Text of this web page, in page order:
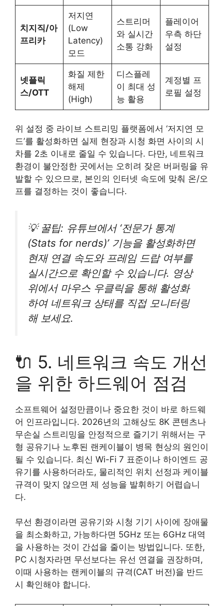
치지직/아
프리카
저지연
(Low
Latency)
모드
스트리머
와 실시간
소통 강화
플레이어
우측 하단
설정
넷플릭
스/OTT
화질 제한
해제
(High)
디스플레
이 최대 성
능 활용
계정별 프
로필 설정
위 설정 중 라이브 스트리밍 플랫폼에서 ‘저지연 모
드’를 활성화하면 실제 현장과 시청 화면 사이의 시
차를 2초 이내로 줄일 수 있습니다. 다만, 네트워크
환경이 불안정한 곳에서는 오히려 잦은 버퍼링을 유
발할 수 있으므로, 본인의 인터넷 속도에 맞춰 온/오
프를 결정하는 것이 좋습니다.
💡 꿀팁: 유튜브에서 ‘전문가 통계
(Stats for nerds)’ 기능을 활성화하면
현재 연결 속도와 프레임 드랍 여부를
실시간으로 확인할 수 있습니다. 영상
위에서 마우스 우클릭을 통해 활성화
하여 네트워크 상태를 직접 모니터링
해 보세요.
🔌 5. 네트워크 속도 개선
을 위한 하드웨어 점검
소프트웨어 설정만큼이나 중요한 것이 바로 하드웨
어 인프라입니다. 2026년의 고해상도 8K 콘텐츠나
무손실 스트리밍을 안정적으로 즐기기 위해서는 구
형 공유기나 노후된 랜케이블이 병목 현상의 원인이
될 수 있습니다. 최신 Wi-Fi 7 표준이나 하이엔드 공
유기를 사용하더라도, 물리적인 위치 선정과 케이블
규격이 맞지 않으면 제 성능을 발휘하기 어렵습니
다.
무선 환경이라면 공유기와 시청 기기 사이에 장애물
을 최소화하고, 가능하다면 5GHz 또는 6GHz 대역
을 사용하는 것이 간섭을 줄이는 방법입니다. 또한,
PC 시청자라면 무선보다는 유선 연결을 권장하며,
이때 사용하는 랜케이블의 규격(CAT 버전)을 반드
시 확인해야 합니다.